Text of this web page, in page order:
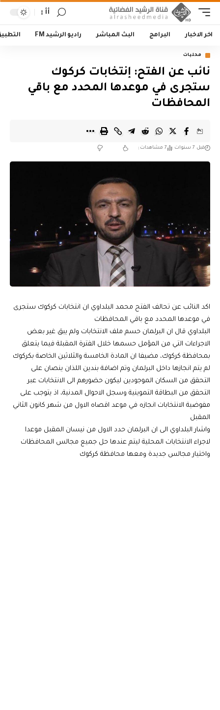
أأ
اخر الاخبار البرامج البث المباشر راديو الرشيد FM
محليات
نائب عن الفتح: إنتخابات كركوك
ستجرى في موعدها المحدد مع باقي
المحافظات
قبل 7 سنوات 7 مشاهدات
اكد النائب عن تحالف الفتح محمد البلداوي ان انتخابات كركوك ستجرى
في موعدها المحدد مع باقي المحافظات
البلداوي قال ان البرلمان حسم ملف الانتخابات ولم يبق غير بعض
الاجراءات التي من المؤمل حسمها خلال الفترة المقبلة فيما يتعلق
بمحافظة كركوك، مضيفا ان المادة الخامسة والثلاثين الخاصة بكركوك
لم يتم انجازها داخل البرلمان وتم اضافة بندين اللذان ينصان على
التحقق من السكان الموجودين ليكون حضورهم الى الانتخابات عبر
التحقق من البطاقة التموينية وسجل الاحوال المدنية، اذ يتوجب على
مفوضية الانتخابات انجازه في موعد اقصاه الاول من شهر كانون الثاني
المقبل
واشار البلداوي الى ان البرلمان حدد الاول من نيسان المقبل موعدا
لاجراء الانتخابات المحلية ليتم عندها حل جميع مجالس المحافظات
واختيار مجالس جديدة ومعها محافظة كركوك